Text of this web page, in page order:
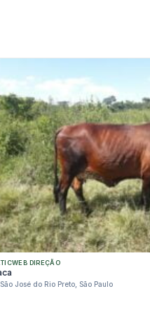
DIREÇÃO
São José do Rio Preto, São Paulo